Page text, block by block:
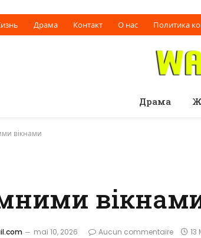
Драма Контакт О нас Политика
Драма
вікнами
mai 10, 2026 Aucun commentaire 13